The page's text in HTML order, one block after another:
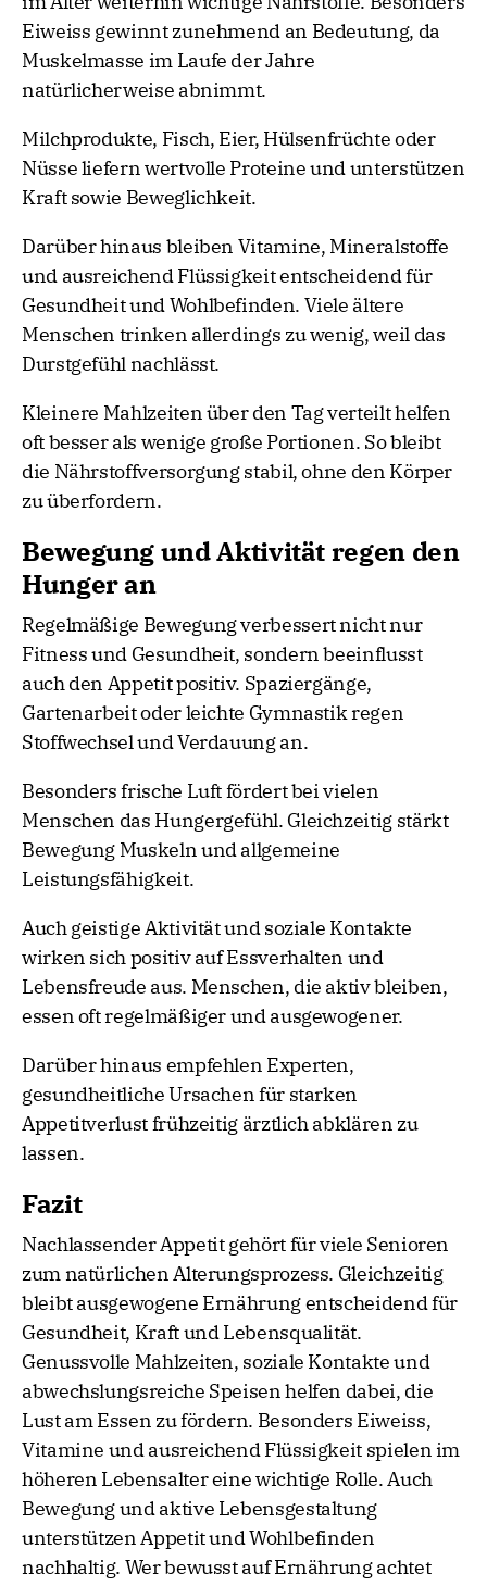
Eiweiss gewinnt zunehmend an Bedeutung, da
Muskelmasse im Laufe der Jahre
natürlicherweise abnimmt.
Milchprodukte, Fisch, Eier, Hülsenfrüchte oder
Nüsse liefern wertvolle Proteine und unterstützen
Kraft sowie Beweglichkeit.
Darüber hinaus bleiben Vitamine, Mineralstoffe
und ausreichend Flüssigkeit entscheidend für
Gesundheit und Wohlbefinden. Viele ältere
Menschen trinken allerdings zu wenig, weil das
Durstgefühl nachlässt.
Kleinere Mahlzeiten über den Tag verteilt helfen
oft besser als wenige große Portionen. So bleibt
die Nährstoffversorgung stabil, ohne den Körper
zu überfordern.
Bewegung und Aktivität regen den
Hunger an
Regelmäßige Bewegung verbessert nicht nur
Fitness und Gesundheit, sondern beeinflusst
auch den Appetit positiv. Spaziergänge,
Gartenarbeit oder leichte Gymnastik regen
Stoffwechsel und Verdauung an.
Besonders frische Luft fördert bei vielen
Menschen das Hungergefühl. Gleichzeitig stärkt
Bewegung Muskeln und allgemeine
Leistungsfähigkeit.
Auch geistige Aktivität und soziale Kontakte
wirken sich positiv auf Essverhalten und
Lebensfreude aus. Menschen, die aktiv bleiben,
essen oft regelmäßiger und ausgewogener.
Darüber hinaus empfehlen Experten,
gesundheitliche Ursachen für starken
Appetitverlust frühzeitig ärztlich abklären zu
lassen.
Fazit
Nachlassender Appetit gehört für viele Senioren
zum natürlichen Alterungsprozess. Gleichzeitig
bleibt ausgewogene Ernährung entscheidend für
Gesundheit, Kraft und Lebensqualität.
Genussvolle Mahlzeiten, soziale Kontakte und
abwechslungsreiche Speisen helfen dabei, die
Lust am Essen zu fördern. Besonders Eiweiss,
Vitamine und ausreichend Flüssigkeit spielen im
höheren Lebensalter eine wichtige Rolle. Auch
Bewegung und aktive Lebensgestaltung
unterstützen Appetit und Wohlbefinden
nachhaltig. Wer bewusst auf Ernährung achtet